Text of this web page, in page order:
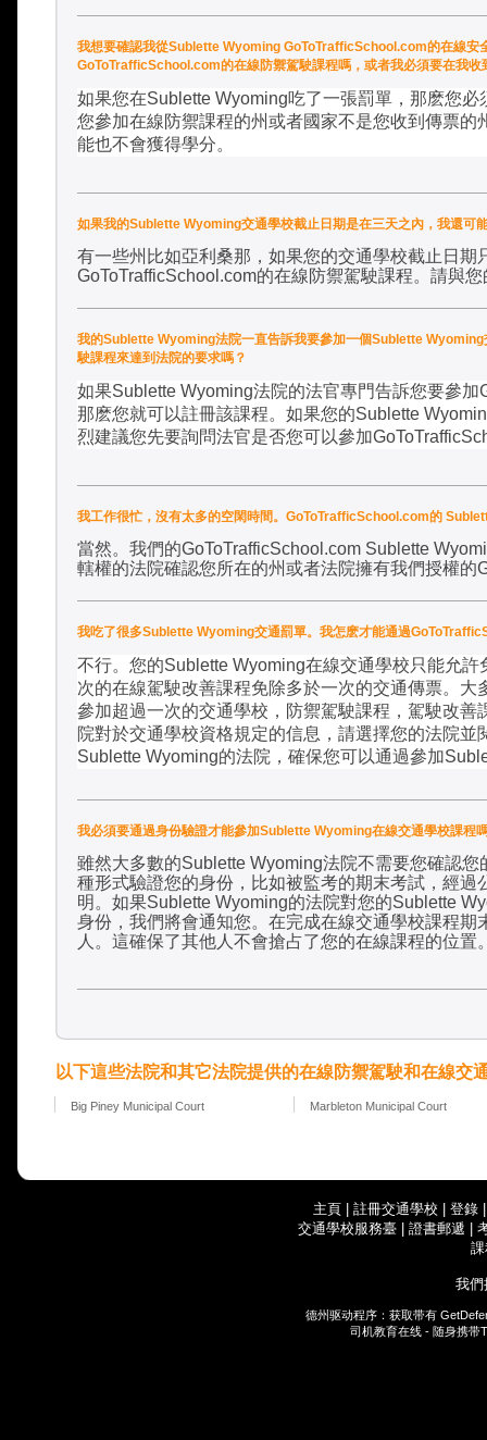
我想要確認我從Sublette Wyoming GoToTrafficSchool.com的在線
GoToTrafficSchool.com的在線防禦駕駛課程嗎，或者我必須要在我收
如果您在Sublette Wyoming吃了一張罰單，那麽您必
您參加在線防禦課程的州或者國家不是您收到傳票的
能也不會獲得學分。
如果我的Sublette Wyoming交通學校截止日期是在三天之內，我還
有一些州比如亞利桑那，如果您的交通學校截止日期
GoToTrafficSchool.com的在線防禦駕駛課程。請與您
我的Sublette Wyoming法院一直告訴我要參加一個Sublette
駛課程來達到法院的要求嗎？
如果Sublette Wyoming法院的法官專門告訴您要參加
那麽您就可以註冊該課程。如果您的Sublette
烈建議您先要詢問法官是否您可以參加
我工作很忙，沒有太多的空閑時間。GoToTrafficSchool.com的
當然。我們的GoToTrafficSchool.com Sublette
轄權的法院確認您所在的州或者法院擁有我們授權的
我吃了很多Sublette Wyoming交通罰單。我怎麽才能通過
不行。您的Sublette Wyoming在線交通學校只能允許
次的在線駕駛改善課程免除多於一次的交通傳票。
參加超過一次的交通學校，防禦駕駛課程，駕駛改
院對於交通學校資格規定的信息，請選擇您的法院
Sublette Wyoming的法院，確保您可以通過參加
我必須要通過身份驗證才能參加Sublette Wyoming在線交通學校課程
雖然大多數的Sublette Wyoming法院不需要您確認您
種形式驗證您的身份，比如被監考的期末考試，經
明。如果Sublette Wyoming的法院對您的Sublette
身份，我們將會通知您。在完成在線交通學校課程
人。這確保了其他人不會搶占了您的在線課程的位置
以下這些法院和其它法院提供的在線防禦駕駛和在線交
Big Piney Municipal Court Marbleton Municipal Court
主頁 | 註冊交通學校 | 登錄
交通學校服務臺 | 證書郵遞 |
我們
德州驱动程序：获取带有
司机教育在线 - 随身携带